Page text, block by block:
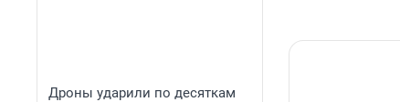
Дроны ударили по десяткам